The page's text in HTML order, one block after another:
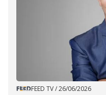
FEED TV/26/06/2026